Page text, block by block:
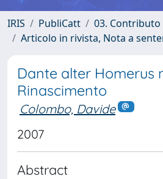
IRIS PubliCatt
03.
Articolo in rivista, Nota a
Dante alter Homerus
Rinascimento
Colombo, Davide
2007
Abstract